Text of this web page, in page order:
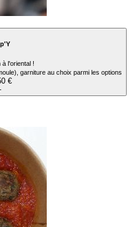
à l'oriental !
garniture au choix parmi les options
€